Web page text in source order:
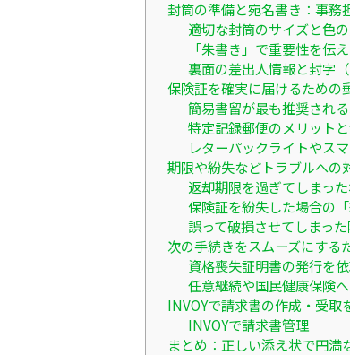
封筒の準備と宛名書き：事務
適切な封筒のサイズと色
「朱書き」で重要性を伝
裏面の差出人情報と封字
保険証を確実に届けるための
簡易書留が最も推奨され
特定記録郵便のメリット
レターパックライトやス
期限や紛失などトラブルへの
返却期限を過ぎてしまっ
保険証を紛失した場合の
誤って破損させてしまっ
次の手続きをスムーズにする
資格喪失証明書の発行を
任意継続や国民健康保険
INVOYで請求書の作成・受取
INVOYで請求書管理
まとめ：正しい添え状で円